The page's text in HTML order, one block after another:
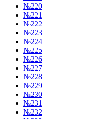
№220
№221
№222
№223
№224
№225
№226
№227
№228
№229
№230
№231
№232